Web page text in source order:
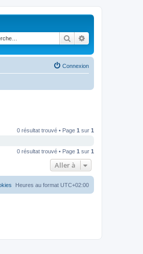
Rechercher
Connexion
0 résultat trouvé • Page 1 sur 1
0 résultat trouvé • Page 1 sur 1
Aller à
Heures au format UTC+02:00